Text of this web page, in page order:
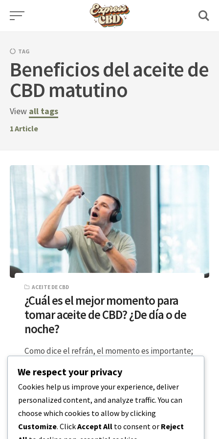
Skip
TAG
Beneficios del aceite de
CBD matutino
View all tags
1Article
ACEITE DE CBD
¿Cuál es el mejor momento para
tomar aceite de CBD? ¿De día o de
noche?
Como dice el refrán, el momento es importante;
mantener un horario proporciona…
LECTURA DE 5 MINUTOS 17 DE DICIEMBRE DE 2023
We respect your privacy
Cookies help us improve your experience, deliver
personalized content, and analyze traffic. You can
choose which cookies to allow by clicking
Customize. ClickAccept All to consent or Reject